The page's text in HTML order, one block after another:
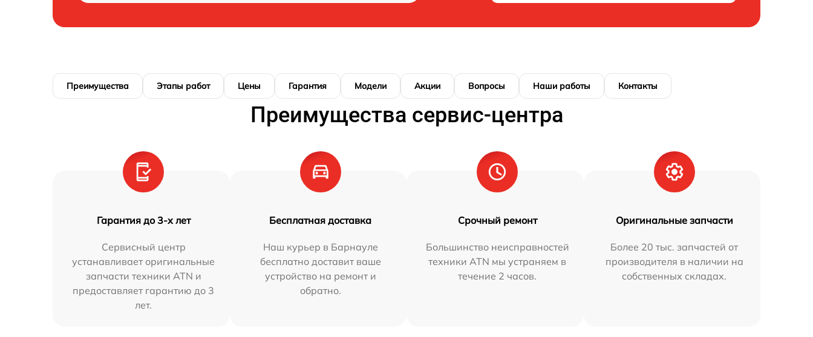
Преимущества Этапы работ Цены Гарантия Модели Акции Вопросы Наши работы Контакты
Преимущества сервис-центра
Гарантия до 3-х лет
Сервисный центр
устанавливает оригинальные
запчасти техники ATN и
предоставляет гарантию до 3
лет.
Бесплатная доставка
Наш курьер в Барнауле
бесплатно доставит ваше
устройство на ремонт и
обратно.
Срочный ремонт
Большинство неисправностей
техники ATN мы устраняем в
течение 2 часов.
Оригинальные запчасти
Более 20 тыс. запчастей от
производителя в наличии на
собственных складах.